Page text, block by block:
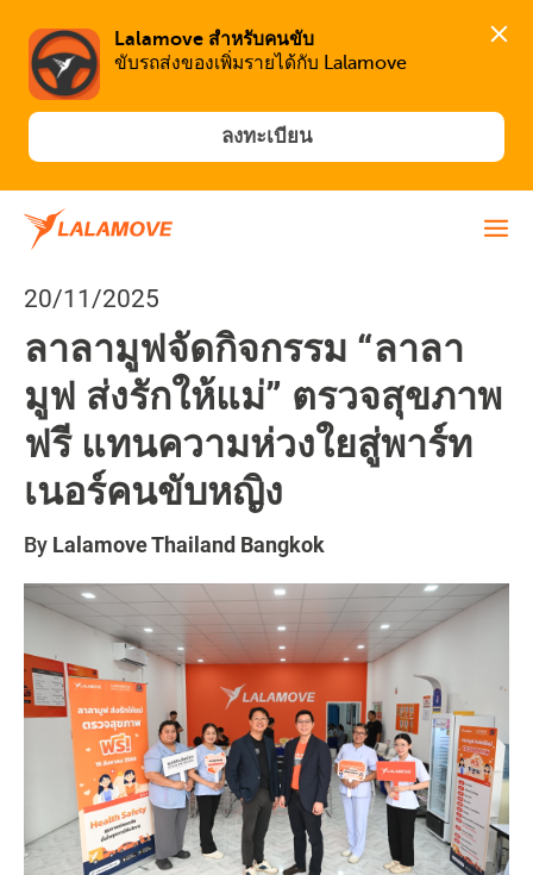
Lalamove สำหรับคนขับ
ขับรถส่งของเพิ่มรายได้กับ Lalamove
ลงทะเบียน
20/11/2025
ลาลามูฟจัดกิจกรรม “ลาลา
มูฟ ส่งรักให้แม่” ตรวจสุขภาพ
ฟรี แทนความห่วงใยสู่พาร์ท
เนอร์คนขับหญิง
By Lalamove Thailand Bangkok